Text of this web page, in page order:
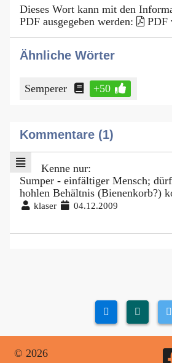
Dieses Wort kann mit den
PDF ausgegeben werden:
PDF
Ähnliche Wörter
Semperer +50
Kommentare (1)
Kenne nur:
Sumper - einfältiger Mensch;
hohlen Behältnis (Bienenkorb?)
klaser 04.12.2009
© 2026